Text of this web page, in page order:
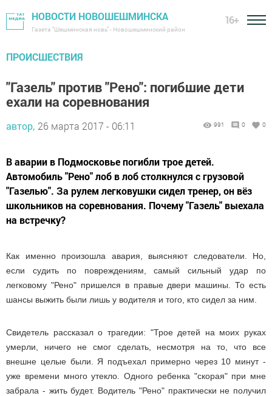
НОВОСТИ НОВОШЕШМИНСКА
Газета "Шешминская новь" - Новошешминский район
16+
ПРОИСШЕСТВИЯ
"Газель" против "Рено": погибшие дети
ехали на соревнования
автор, 26 марта 2017 - 06:11 991 0 0
В аварии в Подмосковье погибли трое детей.
Автомобиль "Рено" лоб в лоб столкнулся с грузовой
"Газелью". За рулем легковушки сидел тренер, он вёз
школьников на соревнования. Почему "Газель" выехала
на встречку?
Как именно произошла авария, выясняют следователи. Но,
если судить по повреждениям, самый сильный удар по
легковому "Рено" пришелся в правые двери машины. То есть
шансы выжить были лишь у водителя и того, кто сидел за ним.
Свидетель рассказал о трагедии: "Трое детей на моих руках
умерли, ничего не смог сделать, несмотря на то, что все
внешне целые были. Я подъехал примерно через 10 минут -
уже времени много утекло. Одного ребенка "скорая" при мне
забрала - жить будет. Водитель "Рено" практически не получил